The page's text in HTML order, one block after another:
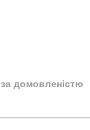
за домовленістю